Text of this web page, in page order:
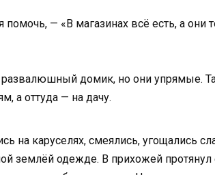
— «В магазинах всё есть, а они
развалюшный домик, но они упрямые.
а оттуда — на дачу.
на каруселях, смеялись, угощались
землёй одежде. В прихожей протянул